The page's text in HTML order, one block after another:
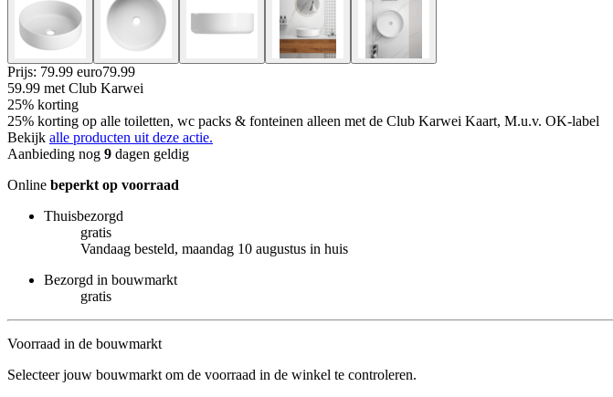
Prijs: 79.99 euro79.99
59.99 met Club Karwei
25% korting
25% korting op alle toiletten, wc packs & fonteinen alleen met de Club Karwei Kaart, M.u.v. OK-label
Bekijk alle producten uit deze actie.
Aanbieding nog 9 dagen geldig
Online beperkt op voorraad
Thuisbezorgd
gratis
Vandaag besteld, maandag 10 augustus in huis
Bezorgd in bouwmarkt
gratis
Voorraad in de bouwmarkt
Selecteer jouw bouwmarkt om de voorraad in de winkel te controleren.